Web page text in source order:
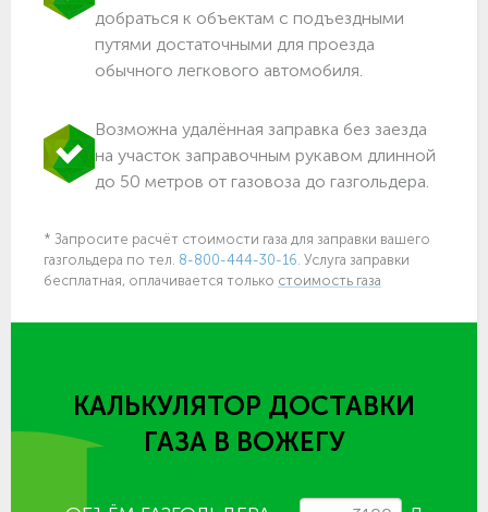
добраться к объектам c подъездными
путями достаточными для проезда
обычного легкового автомобиля.
Возможна удалённая заправка без заезда
на участок заправочным рукавом длинной
до 50 метров от газовоза до газгольдера.
* Запросите расчёт стоимости газа для заправки вашего
газгольдера по тел. 8-800-444-30-16. Услуга заправки
бесплатная, оплачивается только стоимость газа
КАЛЬКУЛЯТОР ДОСТАВКИ
ГАЗА В ВОЖЕГУ